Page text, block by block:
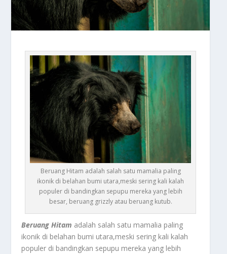
Beruang Hitam adalah salah satu mamalia paling
ikonik di belahan bumi utara,meski sering kali kalah
populer di bandingkan sepupu mereka yang lebih
besar, beruang grizzly atau beruang kutub.
Beruang Hitam adalah salah satu mamalia paling
ikonik di belahan bumi utara,meski sering kali kalah
populer di bandingkan sepupu mereka yang lebih